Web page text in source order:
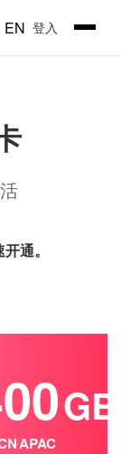
EN 登入
通。
GB
|APAC